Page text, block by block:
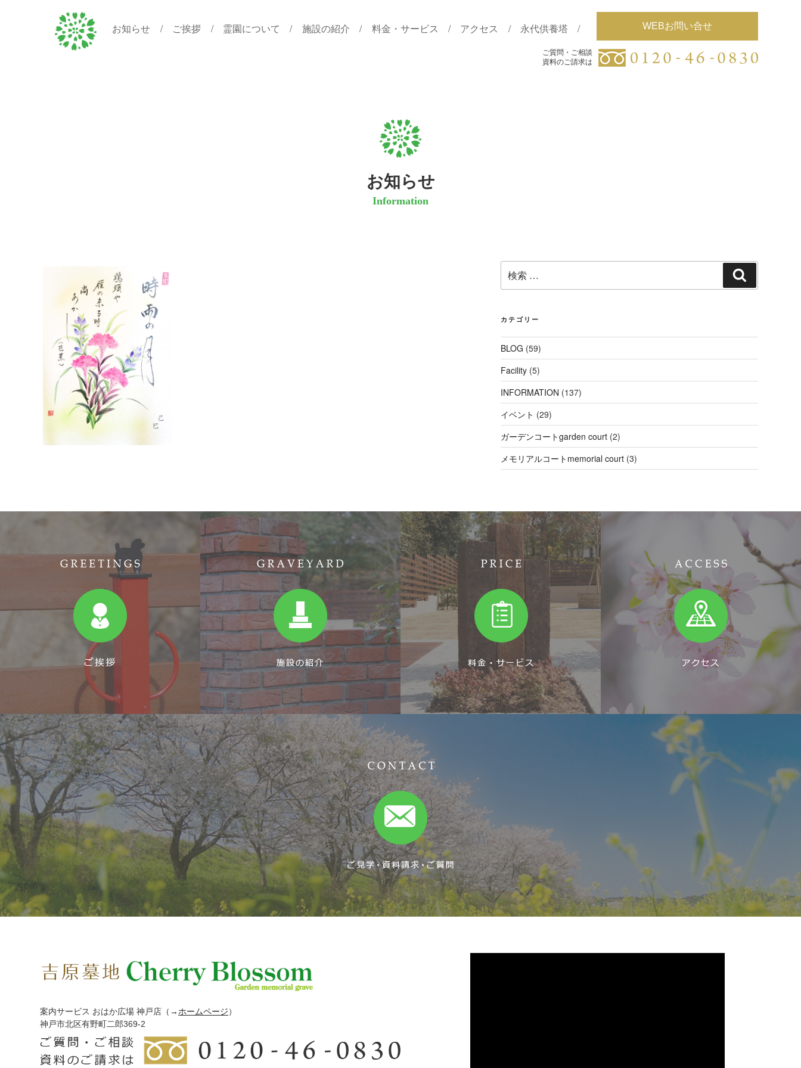
お知らせ ご挨拶 霊園について 施設の紹介 料金・サービス アクセス 永代供養塔 WEBお問い合せ
ご質問・ご相談
資料のご請求は
ご質問・ご相談
資料のご請求は
お知らせ
Information
索:
索
カテゴリー
BLOG (59)
Facility (5)
INFORMATION (137)
イベント (29)
ガーデンコートgarden court (2)
メモリアルコートmemorial court (3)
案内サービス おはか広場 神戸店 （→ホームページ）
神戸市北区有野町二郎369-2